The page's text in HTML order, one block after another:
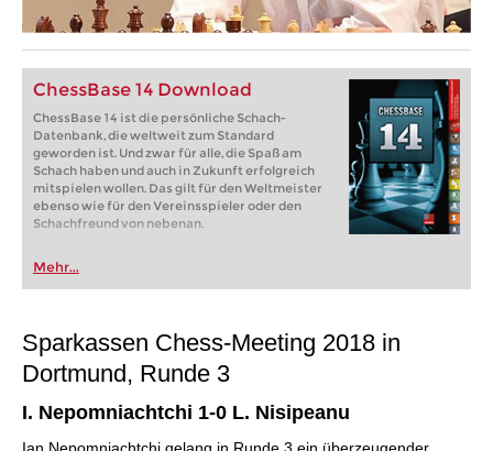
ChessBase 14 Download
ChessBase 14 ist die persönliche Schach-
Datenbank, die weltweit zum Standard
geworden ist. Und zwar für alle, die Spaß am
Schach haben und auch in Zukunft erfolgreich
mitspielen wollen. Das gilt für den Weltmeister
ebenso wie für den Vereinsspieler oder den
Schachfreund von nebenan.
Mehr...
Sparkassen Chess-Meeting 2018 in
Dortmund, Runde 3
I. Nepomniachtchi 1-0 L. Nisipeanu